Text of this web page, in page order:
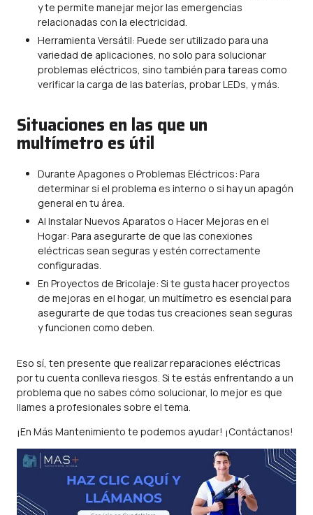
y te permite manejar mejor las emergencias
relacionadas con la electricidad.
Herramienta Versátil: Puede ser utilizado para una
variedad de aplicaciones, no solo para solucionar
problemas eléctricos, sino también para tareas como
verificar la carga de las baterías, probar LEDs, y más.
Situaciones en las que un
multímetro es útil
Durante Apagones o Problemas Eléctricos: Para
determinar si el problema es interno o si hay un apagón
general en tu área.
Al Instalar Nuevos Aparatos o Hacer Mejoras en el
Hogar: Para asegurarte de que las conexiones
eléctricas sean seguras y estén correctamente
configuradas.
En Proyectos de Bricolaje: Si te gusta hacer proyectos
de mejoras en el hogar, un multímetro es esencial para
asegurarte de que todas tus creaciones sean seguras
y funcionen como deben.
Eso sí, ten presente que realizar reparaciones eléctricas
por tu cuenta conlleva riesgos. Si te estás enfrentando a un
problema que no sabes cómo solucionar, lo mejor es que
llames a profesionales sobre el tema.
¡En Más Mantenimiento te podemos ayudar! ¡Contáctanos!